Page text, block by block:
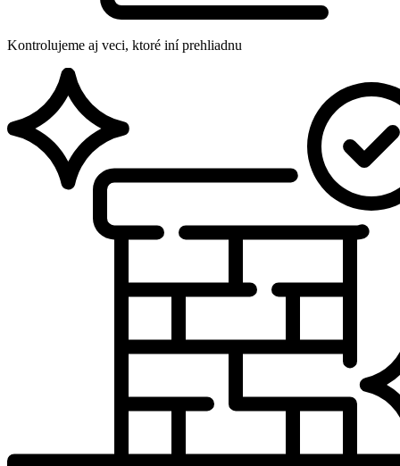
Kontrolujeme aj veci, ktoré iní prehliadnu